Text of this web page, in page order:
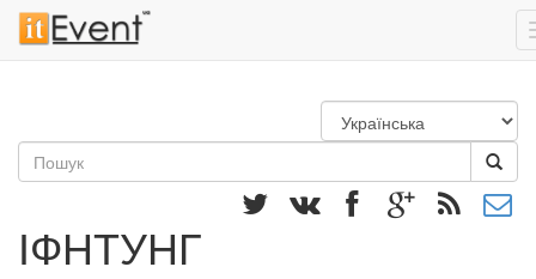
основного
матеріалу
Пошукова
ІФНТУНГ